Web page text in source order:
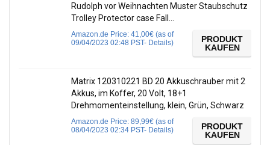
Rudolph vor Weihnachten Muster Staubschutz
Trolley Protector case Fall…
Amazon.de Price: 41,00€ (as of
09/04/2023 02:48 PST- Details)
PRODUKT
KAUFEN
Matrix 120310221 BD 20 Akkuschrauber mit 2
Akkus, im Koffer, 20 Volt, 18+1
Drehmomenteinstellung, klein, Grün, Schwarz
Amazon.de Price: 89,99€ (as of
08/04/2023 02:34 PST- Details)
PRODUKT
KAUFEN